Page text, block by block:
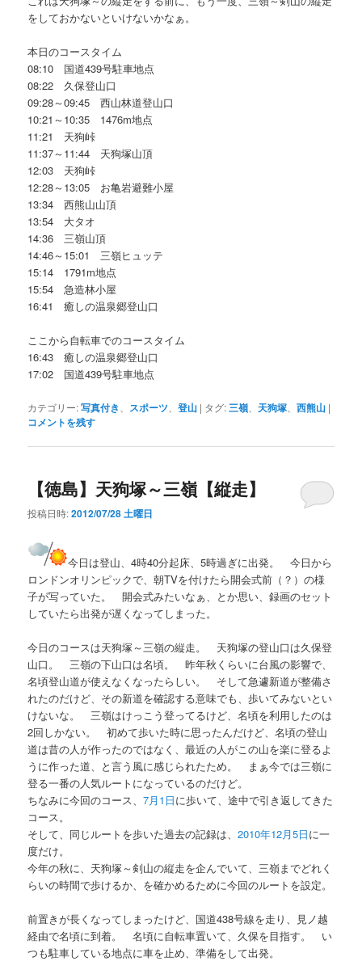
をしておかないといけないかなぁ。
本日のコースタイム
08:10 国道439号駐車地点
08:22 久保登山口
09:28～09:45 西山林道登山口
10:21～10:35 1476m地点
11:21 天狗峠
11:37～11:44 天狗塚山頂
12:03 天狗峠
12:28～13:05 お亀岩避難小屋
13:34 西熊山山頂
13:54 大タオ
14:36 三嶺山頂
14:46～15:01 三嶺ヒュッテ
15:14 1791m地点
15:54 急造林小屋
16:41 癒しの温泉郷登山口
ここから自転車でのコースタイム
16:43 癒しの温泉郷登山口
17:02 国道439号駐車地点
カテゴリー:写真付き スポーツ 、登山 | タグ: 三嶺 天狗塚 、西熊山 |
コメントを残す
【徳島】天狗塚～三嶺【縦走】
投稿日時:2012/07/28 土曜日
今日は登山、4時40分起床、5時過ぎに出発。 今日から
ロンドンオリンピックで、朝TVを付けたら開会式前（？）の様
子が写っていた。 開会式みたいなぁ、とか思い、録画のセット
していたら出発が遅くなってしまった。
今日のコースは天狗塚～三嶺の縦走。 天狗塚の登山口は久保登
山口。 三嶺の下山口は名頃。 昨年秋くらいに台風の影響で、
名頃登山道が使えなくなったらしい。 そして急遽新道が整備さ
れたのだけど、その新道を確認する意味でも、歩いてみないとい
けないな。 三嶺はけっこう登ってるけど、名頃を利用したのは
2回しかない。 初めて歩いた時に思ったんだけど、名頃の登山
道は昔の人が作ったのではなく、最近の人がこの山を楽に登るよ
うに作った道、と言う風に感じられたため。 まぁ今では三嶺に
登る一番の人気ルートになっているのだけど。
ちなみに今回のコース、7月1日に歩いて、途中で引き返してきた
コース。
そして、同じルートを歩いた過去の記録は、2010年12月5日に一
度だけ。
今年の秋に、天狗塚～剣山の縦走を企んでいて、三嶺までどれく
らいの時間で歩けるか、を確かめるために今回のルートを設定。
前置きが長くなってしまったけど、国道438号線を走り、見ノ越
経由で名頃に到着。 名頃に自転車置いて、久保を目指す。 い
つも駐車している地点に車を止め、準備をして出発。